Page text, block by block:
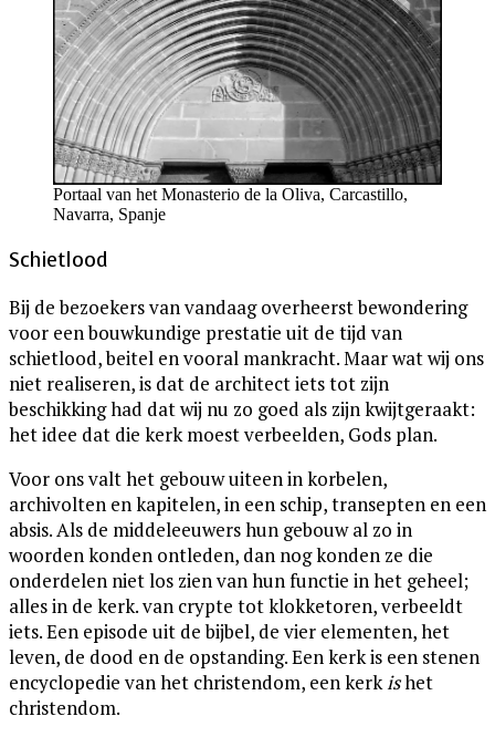
Portaal van het Monasterio de la Oliva, Carcastillo,
Navarra, Spanje
Schietlood
Bij de bezoekers van vandaag overheerst bewondering
voor een bouwkundige prestatie uit de tijd van
schietlood, beitel en vooral mankracht. Maar wat wij ons
niet realiseren, is dat de architect iets tot zijn
beschikking had dat wij nu zo goed als zijn kwijtgeraakt:
het idee dat die kerk moest verbeelden, Gods plan.
Voor ons valt het gebouw uiteen in korbelen,
archivolten en kapitelen, in een schip, transepten en een
absis. Als de middeleeuwers hun gebouw al zo in
woorden konden ontleden, dan nog konden ze die
onderdelen niet los zien van hun functie in het geheel;
alles in de kerk. van crypte tot klokketoren, verbeeldt
iets. Een episode uit de bijbel, de vier elementen, het
leven, de dood en de opstanding. Een kerk is een stenen
encyclopedie van het christendom, een kerkishet
christendom.